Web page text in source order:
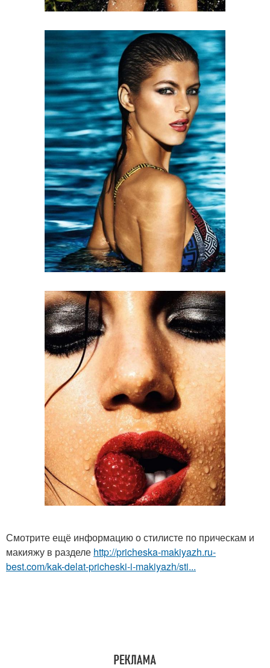
Смотрите ещё информацию о стилисте по прическам и
макияжу в разделе http://pricheska-makiyazh.ru-
best.com/kak-delat-pricheski-i-makiyazh/sti...